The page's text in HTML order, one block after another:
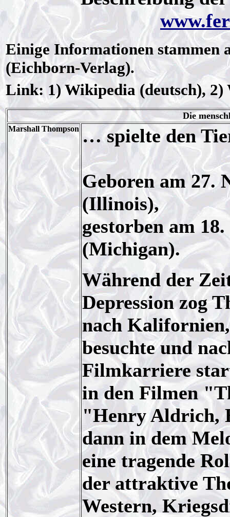
Einige Informationen stammen
(Eichborn-Verlag).
Link: 1) Wikipedia (deutsch), 2)
Die
Marshall Thompson … spielte den
Geboren am 27.
(Illinois),
gestorben am
(Michigan).
Während der
Depression zog
nach
besuchte und
Filmkarriere
in den Filmen
"Henry Aldrich,
dann in dem
eine tragende
der attraktive
Western,